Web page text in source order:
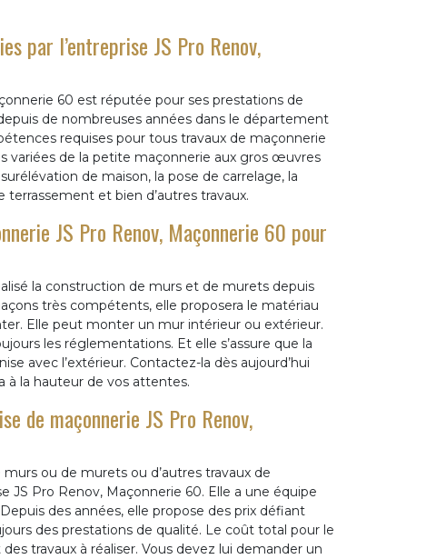
par l’entreprise JS Pro Renov,
60 est réputée pour ses prestations de
de nombreuses années dans le département
requises pour tous travaux de maçonnerie
variées de la petite maçonnerie aux gros œuvres
de maison, la pose de carrelage, la
et bien d’autres travaux.
JS Pro Renov, Maçonnerie 60 pour
la construction de murs et de murets depuis
très compétents, elle proposera le matériau
Elle peut monter un mur intérieur ou extérieur.
les réglementations. Et elle s’assure que la
avec l’extérieur. Contactez-la dès aujourd’hui
la hauteur de vos attentes.
de maçonnerie JS Pro Renov,
ou de murets ou d’autres travaux de
JS Pro Renov, Maçonnerie 60. Elle a une équipe
des années, elle propose des prix défiant
des prestations de qualité. Le coût total pour le
travaux à réaliser. Vous devez lui demander un